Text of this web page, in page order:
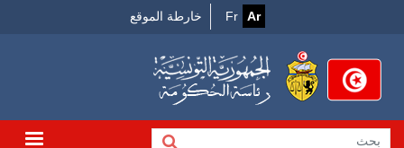
Fr Ar
Menu
خارطة الموقع